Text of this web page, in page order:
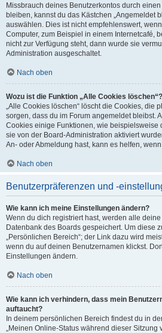
Missbrauch deines Benutzerkontos durch
bleiben, kannst du das Kästchen „Angemeldet
auswählen. Dies ist nicht empfehlenswert,
Computer, zum Beispiel in einem Internetcafé,
nicht zur Verfügung steht, dann wurde sie
Administration ausgeschaltet.
Nach oben
Wozu ist die Funktion „Alle Cookies löschen“?
„Alle Cookies löschen“ löscht die Cookies, die
sorgen, dass du im Forum angemeldet bleibst.
Cookies einige Funktionen, wie beispielsweise
sie von der Board-Administration aktiviert
An- oder Abmeldung hast, kann es helfen,
Nach oben
Benutzerpräferenzen und -
Wie kann ich meine Einstellungen ändern?
Wenn du dich registriert hast, werden alle
Datenbank des Boards gespeichert. Um diese
„Persönlichen Bereich“; der Link dazu wird
wenn du auf deinen Benutzernamen klickst.
Einstellungen ändern.
Nach oben
Wie kann ich verhindern, dass mein
auftaucht?
In deinem persönlichen Bereich findest du in
„Meinen Online-Status während dieser Sitzung